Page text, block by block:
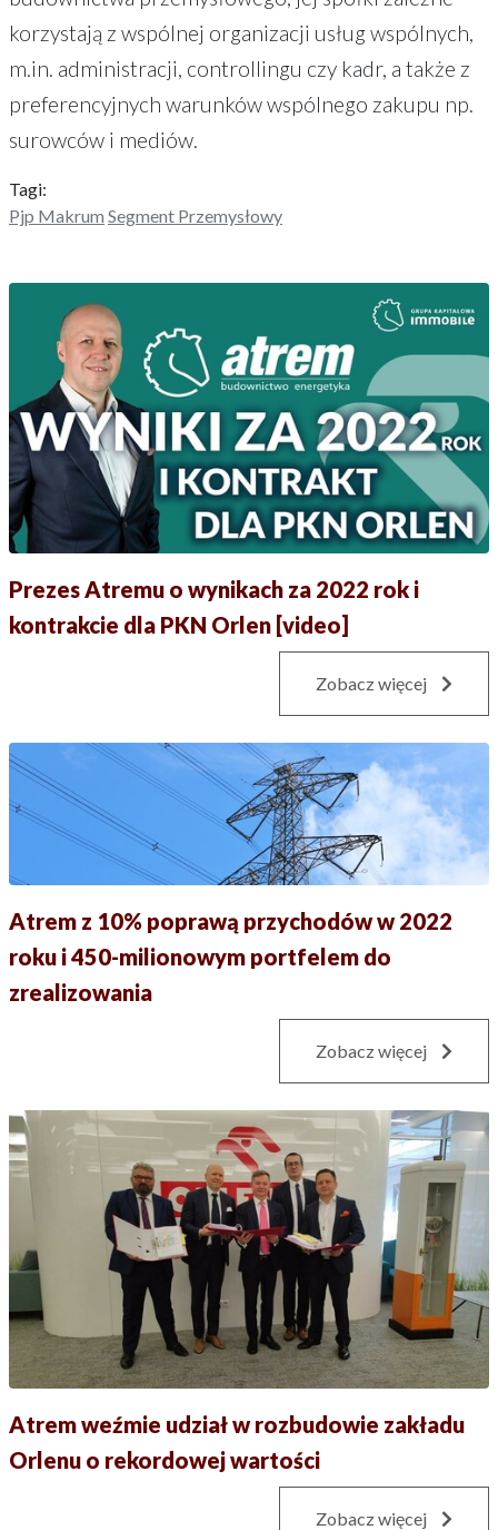
korzystają z wspólnej organizacji usług wspólnych,
m.in. administracji, controllingu czy kadr, a także z
preferencyjnych warunków wspólnego zakupu np.
surowców i mediów.
Tagi:
Pjp Makrum Segment Przemysłowy
Prezes Atremu o wynikach za 2022 rok i
kontrakcie dla PKN Orlen [video]
Zobacz więcej
Atrem z 10% poprawą przychodów w 2022
roku i 450-milionowym portfelem do
zrealizowania
Zobacz więcej
Atrem weźmie udział w rozbudowie zakładu
Orlenu o rekordowej wartości
Zobacz więcej